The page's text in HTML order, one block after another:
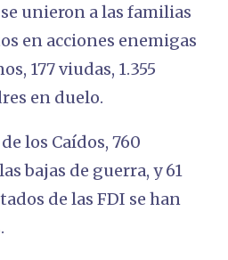
unieron a las familias
en acciones enemigas
177 viudas, 1.355
en duelo.
los Caídos, 760
bajas de guerra, y 61
de las FDI se han